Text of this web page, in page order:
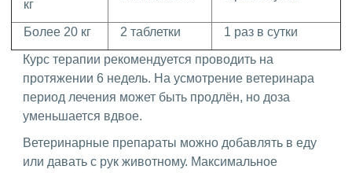
кг
Более 20 кг 2 таблетки 1 раз в сутки
Курс терапии рекомендуется проводить на
протяжении 6 недель. На усмотрение ветеринара
период лечения может быть продлён, но доза
уменьшается вдвое.
Ветеринарные препараты можно добавлять в еду
или давать с рук животному. Максимальное